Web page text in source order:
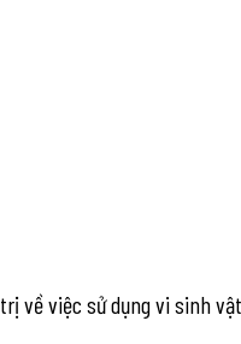
việc sử dụng vi sinh